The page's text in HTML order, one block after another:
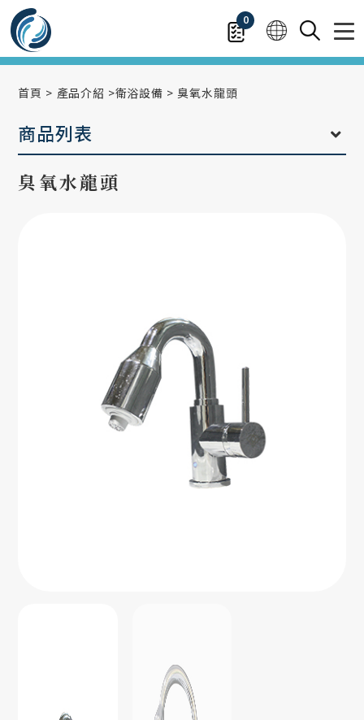
0
首頁 產品介紹 衛浴設備 臭氧水龍頭
商品列表
臭氧水龍頭